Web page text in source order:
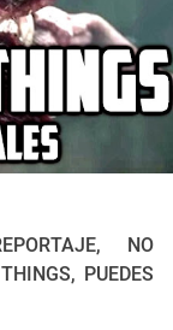
EE.UU recuperó naves de origen no humano (o nos están vendiendo otra moto)
NO
PUEDES